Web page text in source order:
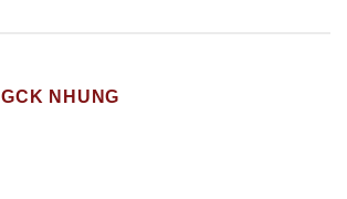
GCK NHUNG